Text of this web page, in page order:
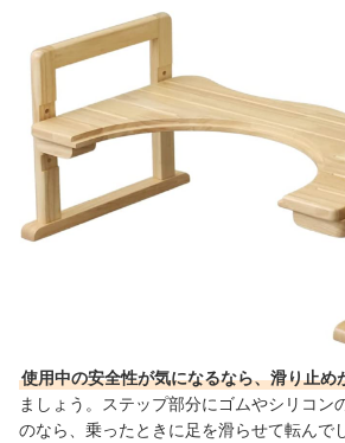
使用中の安全性が気になるなら、滑り止め
ましょう。ステップ部分にゴムやシリコン
のなら、乗ったときに足を滑らせて転んで